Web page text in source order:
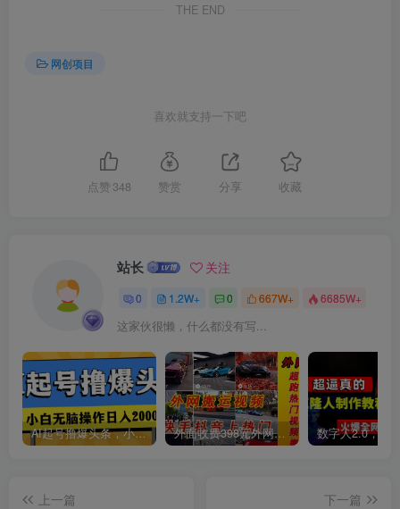
THE END
网创项目
喜欢就支持一下吧
点赞 348 赞赏 分享 收藏
站长 关注
0 1.2W+ 0 667W+ 6685W+
这家伙很懒，什么都没有写...
AI起号撸爆头条，小白也能操作，日入2000+ 外面收费398元外网超跑豪车汽车视频搬运至快手抖音上热门项目
上一篇
下一篇